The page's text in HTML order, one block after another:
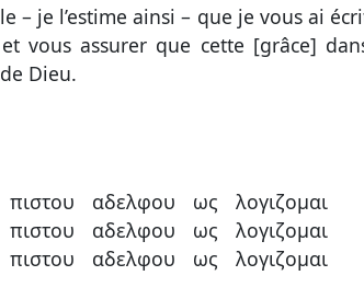
– je l’estime ainsi – que je vous ai
vous assurer que cette [grâce]
Dieu.
πιστου
πιστου
πιστου
αδελφου
αδελφου
αδελφου
ως
ως
ως
λογιζομαι
λογιζομαι
λογιζομαι